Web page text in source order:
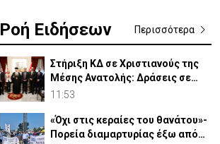
Ροή Ειδήσεων Περισσότερα
Στήριξη ΚΔ σε Χριστιανούς της
Μέσης Ανατολής: Δράσεις σε
Γάζα-Συρία-Ιορδανία
11:53
«Όχι στις κεραίες του θανάτου»-
Πορεία διαμαρτυρίας έξω από